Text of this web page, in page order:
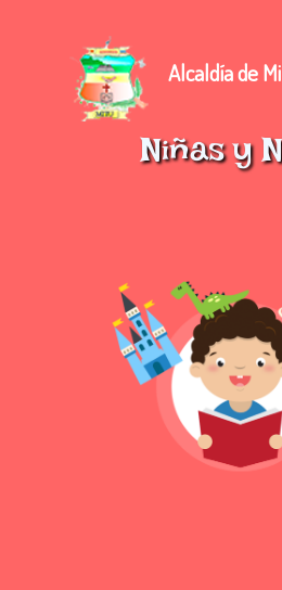
Alcaldía de
Niñas y